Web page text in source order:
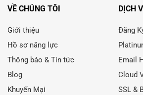
VỀ CHÚNG TÔI
Giới thiệu
Hồ sơ năng lực
Thông báo & Tin tức
Blog
Khuyến Mại
DỊCH
Đăng
Email
Cloud
SSL &